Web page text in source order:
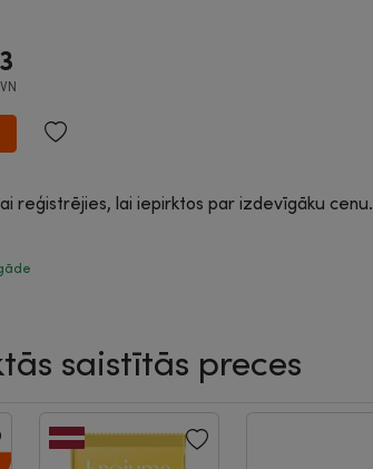
reģistrējies, lai iepirktos par izdevīgāku cenu.
saistītās preces